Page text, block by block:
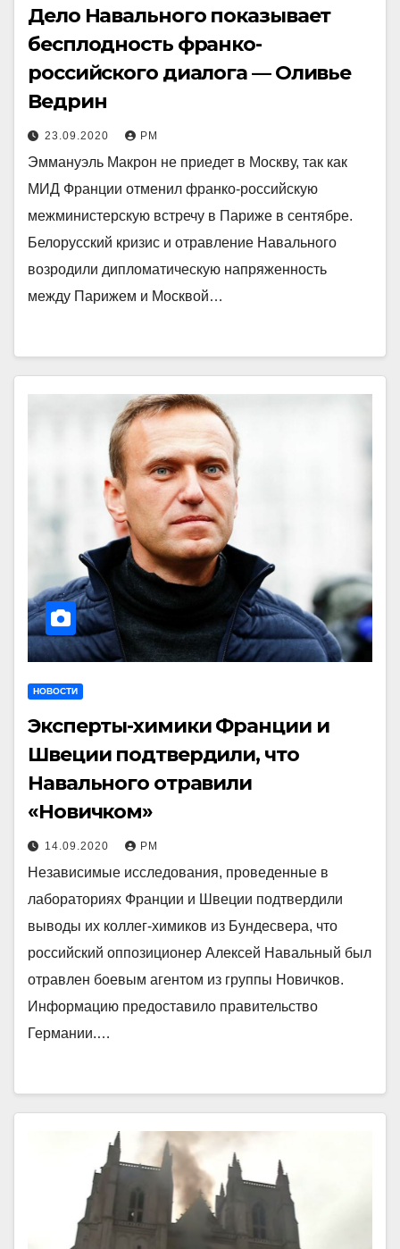
Дело Навального показывает
бесплодность франко-
российского диалога — Оливье
Ведрин
23.09.2020 РМ
Эммануэль Макрон не приедет в Москву, так как
МИД Франции отменил франко-российскую
межминистерскую встречу в Париже в сентябре.
Белорусский кризис и отравление Навального
возродили дипломатическую напряженность
между Парижем и Москвой…
НОВОСТИ
Эксперты-химики Франции и
Швеции подтвердили, что
Навального отравили
«Новичком»
14.09.2020 РМ
Независимые исследования, проведенные в
лабораториях Франции и Швеции подтвердили
выводы их коллег-химиков из Бундесвера, что
российский оппозиционер Алексей Навальный был
отравлен боевым агентом из группы Новичков.
Информацию предоставило правительство
Германии.…